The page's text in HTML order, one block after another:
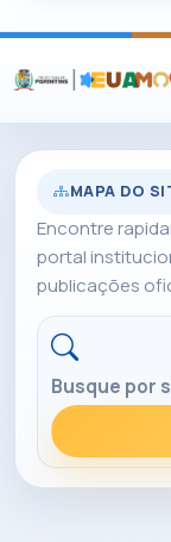
MAPA DO
Encontre
portal
publicações
Buscar no